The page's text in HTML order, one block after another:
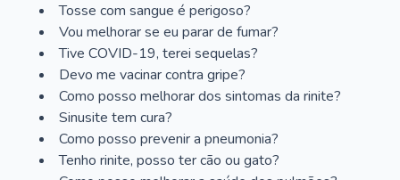
Tosse com sangue é perigoso?
Vou melhorar se eu parar de fumar?
Tive COVID-19, terei sequelas?
Devo me vacinar contra gripe?
Como posso melhorar dos sintomas da rinite?
Sinusite tem cura?
Como posso prevenir a pneumonia?
Tenho rinite, posso ter cão ou gato?